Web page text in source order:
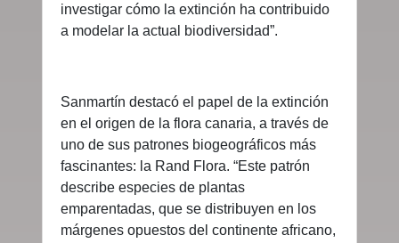
investigar cómo la extinción ha contribuido
a modelar la actual biodiversidad”.
Sanmartín destacó el papel de la extinción
en el origen de la flora canaria, a través de
uno de sus patrones biogeográficos más
fascinantes: la Rand Flora. “Este patrón
describe especies de plantas
emparentadas, que se distribuyen en los
márgenes opuestos del continente africano,